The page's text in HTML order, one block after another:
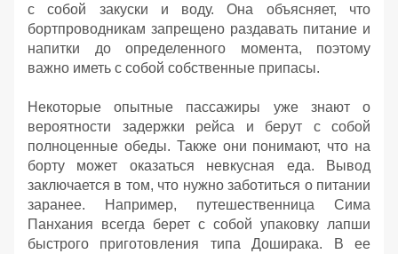
с собой закуски и воду. Она объясняет, что
бортпроводникам запрещено раздавать питание и
напитки до определенного момента, поэтому
важно иметь с собой собственные припасы.
Некоторые опытные пассажиры уже знают о
вероятности задержки рейса и берут с собой
полноценные обеды. Также они понимают, что на
борту может оказаться невкусная еда. Вывод
заключается в том, что нужно заботиться о питании
заранее. Например, путешественница Сима
Панхания всегда берет с собой упаковку лапши
быстрого приготовления типа Доширака. В ее